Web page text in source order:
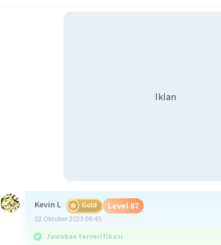
Iklan
Kevin L Gold Level 87
02 Oktober 2023 08:45
Jawaban terverifikasi